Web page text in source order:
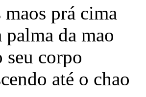
maos prá cima
palma da mao
seu corpo
até o chao